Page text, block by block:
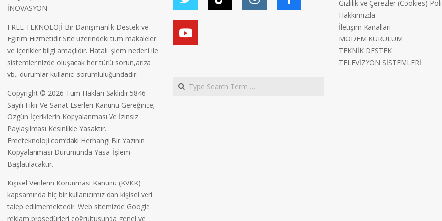
İNOVASYON
FREE TEKNOLOJİ Bir Danışmanlık Destek ve
Eğitim Hizmetidir.Site üzerindeki tüm makaleler
ve içerikler bilgi amaçlıdır. Hatalı işlem nedeni ile
sistemlerinizde oluşacak her türlü sorun,arıza
vb.. durumlar kullanıcı sorumluluğundadır.
Copyright © 2026 Tüm Hakları Saklıdır.5846
Sayılı Fikir Ve Sanat Eserleri Kanunu Gereğince;
Özgün İçeriklerin Kopyalanması Ve İzinsiz
Paylaşılması Kesinlikle Yasaktır.
Freeteknoloji.com’daki Herhangi Bir Yazının
Kopyalanması Durumunda Yasal İşlem
Başlatılacaktır.
Kişisel Verilerin Korunması Kanunu (KVKK)
kapsamında hiç bir kullanıcımız dan kişisel veri
talep edilmemektedir. Web sitemizde Google
reklam prosedürleri doğrultusunda genel ve
Search
Gizlilik ve Çerezler (Cookies)
Hakkımızda
İletişim Kanalları
MODEM KURULUM
TEKNİK DESTEK
TELEVİZYON SİSTEMLERİ